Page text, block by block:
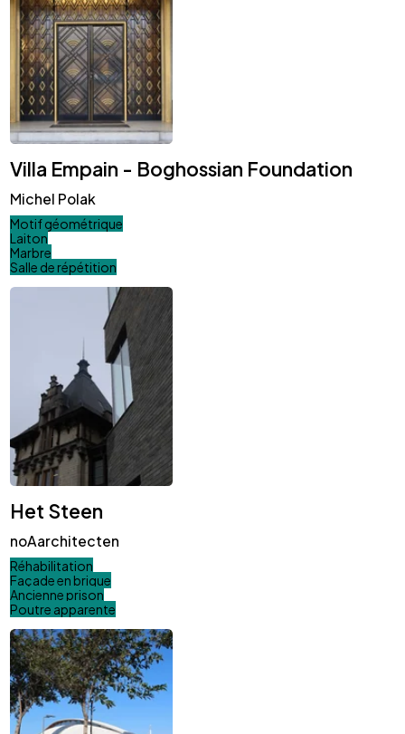
Villa Empain - Boghossian Foundation
Michel Polak
Motif géométrique
Laiton
Marbre
Salle de répétition
Het Steen
noAarchitecten
Réhabilitation
Façade en brique
Ancienne prison
Poutre apparente